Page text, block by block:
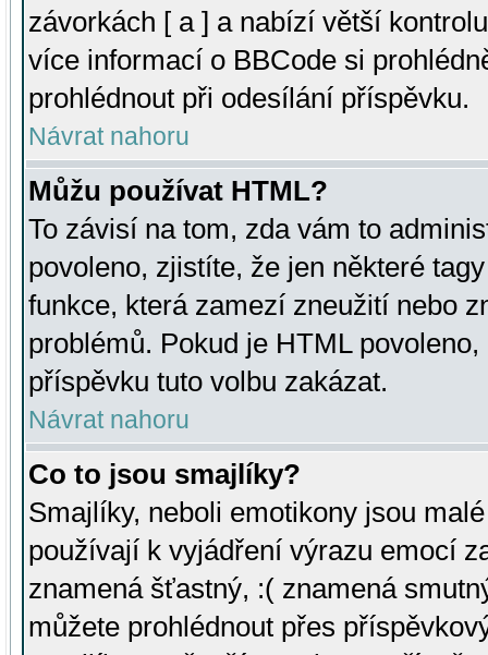
závorkách [ a ] a nabízí větší
více informací o BBCode si
prohlédnout při odesílání příspěvku.
Návrat nahoru
Můžu používat HTML?
To závisí na tom, zda vám to
povoleno, zjistíte, že jen některé
funkce, která zamezí zneužití nebo
problémů. Pokud je HTML
příspěvku tuto volbu zakázat.
Návrat nahoru
Co to jsou smajlíky?
Smajlíky, neboli emotikony jsou
používají k vyjádření výrazu emocí
znamená šťastný, :( znamená
můžete prohlédnout přes